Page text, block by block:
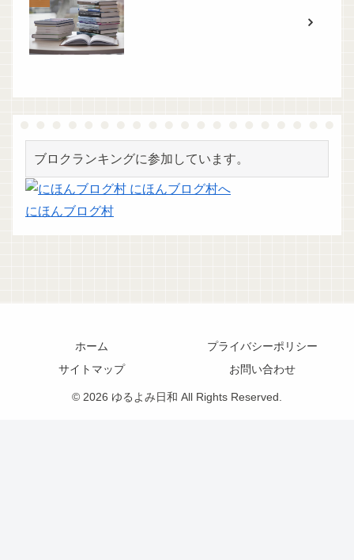
ブロクランキングに参加しています。
にほんブログ村
ホーム
プライバシーポリシー
サイトマップ
お問い合わせ
© 2026 ゆるよみ日和 All Rights Reserved.